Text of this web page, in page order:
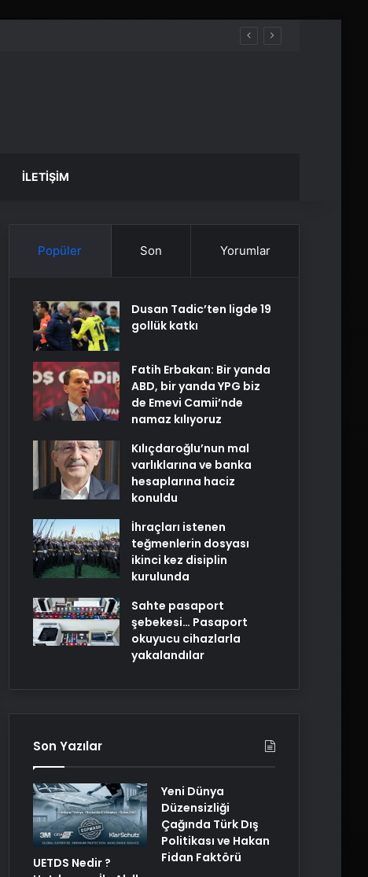
İLETIŞIM
Popüler Son Yorumlar
Dusan Tadic’ten ligde 19
gollük katkı
Fatih Erbakan: Bir yanda
ABD, bir yanda YPG biz
de Emevi Camii’nde
namaz kılıyoruz
Kılıçdaroğlu’nun mal
varlıklarına ve banka
hesaplarına haciz
konuldu
İhraçları istenen
teğmenlerin dosyası
ikinci kez disiplin
kurulunda
Sahte pasaport
şebekesi… Pasaport
okuyucu cihazlarla
yakalandılar
Son Yazılar
UETDS Nedir ?
Yeni Dünya
Düzensizliği
Çağında Türk Dış
Politikası ve Hakan
Fidan Faktörü